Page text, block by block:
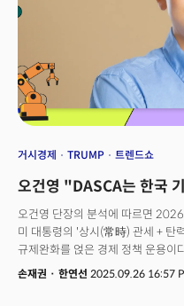
거시경제 TRUMP 트렌드쇼
오건영 "DASCA는 한국
오건영 단장의 분석에 따르면
미 대통령의 '상시(常時) 관세 + 탄
규제완화를 얹은 경제 정책 운용이
위에 보복이나 협상 상황에 따라 상
손재권 · 한연선 2025.09.26 16:57